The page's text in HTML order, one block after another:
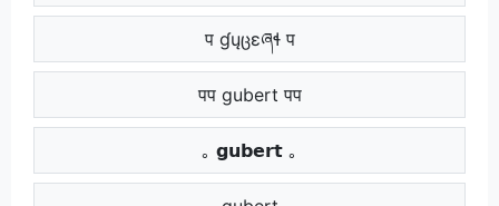
प ɠųცɛཞɬ प
पप gubert पप
｡ 𝗴𝘂𝗯𝗲𝗿𝘁 ｡